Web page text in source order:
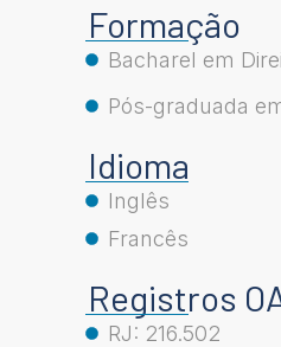
Formação
Bacharel em
Pós-graduada
Idioma
Inglês
Francês
Registros
RJ: 216.502